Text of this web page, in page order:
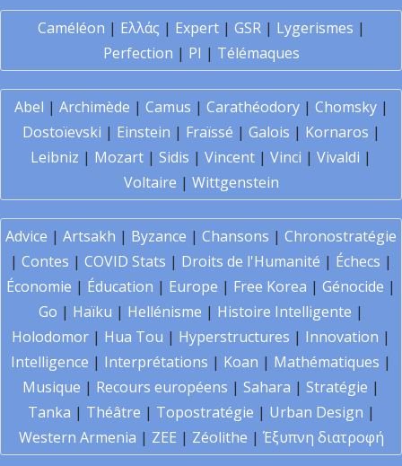
Caméléon | Ελλάς | Expert| GSR| Lygerismes |
Perfection | PI | Télémaques
Abel | Archimède | Camus | Carathéodory| Chomsky|
Dostoïevski | Einstein | Fraïssé | Galois | Kornaros |
Leibniz | Mozart | Sidis | Vincent | Vinci | Vivaldi |
Voltaire | Wittgenstein
Advice | Artsakh | Byzance | Chansons | Chronostratégie
| Contes | COVID Stats | Droits de l'Humanité | Échecs |
Économie | Éducation | Europe | Free Korea | Génocide |
Go | Haïku | Hellénisme | Histoire Intelligente |
Holodomor | Hua Tou | Hyperstructures | Innovation |
Intelligence | Interprétations | Koan | Mathématiques |
Musique | Recours européens | Sahara | Stratégie |
Tanka | Théâtre | Topostratégie | Urban Design |
Western Armenia | ZEE | Zéolithe | Έξυπνη διατροφή